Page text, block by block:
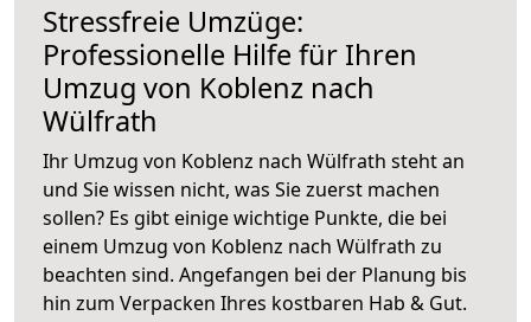
Stressfreie Umzüge:
Professionelle Hilfe für Ihren
Umzug von Koblenz nach
Wülfrath
Ihr Umzug von Koblenz nach Wülfrath steht an
und Sie wissen nicht, was Sie zuerst machen
sollen? Es gibt einige wichtige Punkte, die bei
einem Umzug von Koblenz nach Wülfrath zu
beachten sind. Angefangen bei der Planung bis
hin zum Verpacken Ihres kostbaren Hab & Gut.